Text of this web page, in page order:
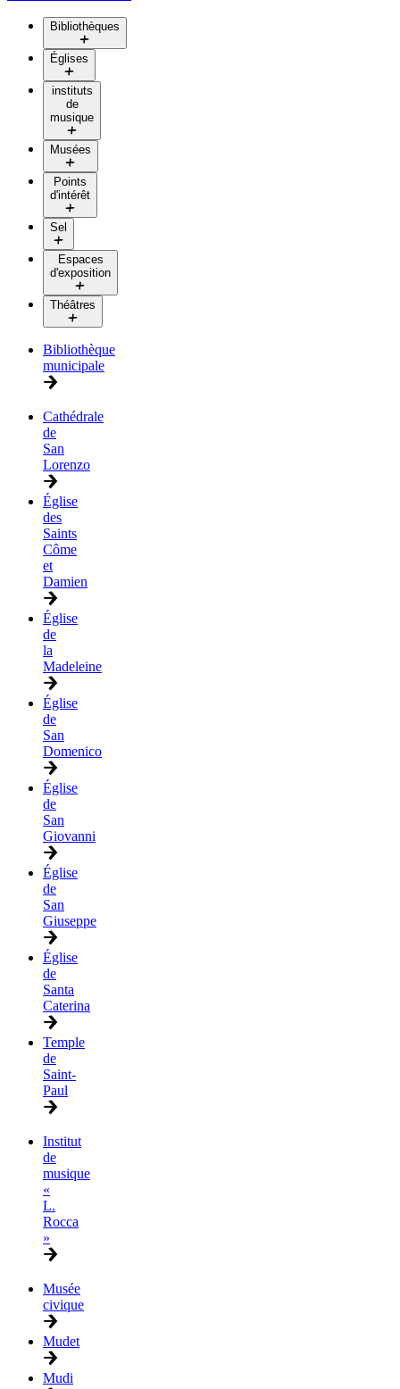
Bibliothèques
Églises
instituts
de
musique
Musées
Points
d'intérêt
Sel
Espaces
d'exposition
Théâtres
Bibliothèque
municipale
Cathédrale
de
San
Lorenzo
Église
des
Saints
Côme
et
Damien
Église
de
la
Madeleine
Église
de
San
Domenico
Église
de
San
Giovanni
Église
de
San
Giuseppe
Église
de
Santa
Caterina
Temple
de
Saint-
Paul
Institut
de
musique
«
L.
Rocca
»
Musée
civique
Mudet
Mudi